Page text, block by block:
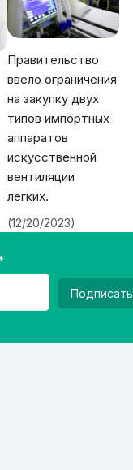
Правительство
ввело ограничения
на закупку двух
типов импортных
аппаратов
искусственной
вентиляции
легких.
(12/20/2023)